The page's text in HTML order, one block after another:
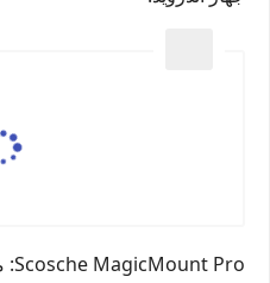
Scosche MagicMount Pro
: